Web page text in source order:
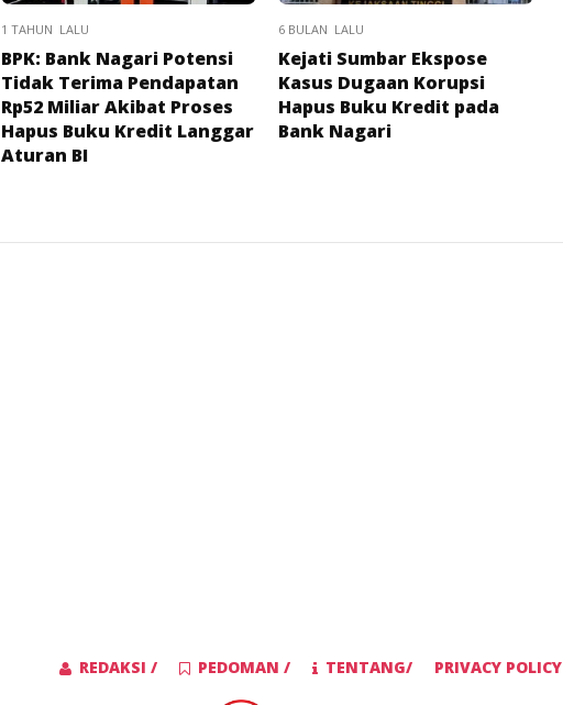
1 TAHUN LALU
BPK: Bank Nagari Potensi
Tidak Terima Pendapatan
Rp52 Miliar Akibat Proses
Hapus Buku Kredit Langgar
Aturan BI
6 BULAN LALU
Kejati Sumbar Ekspose
Kasus Dugaan Korupsi
Hapus Buku Kredit pada
Bank Nagari
REDAKSI / PEDOMAN / TENTANG/ PRIVACY POLICY